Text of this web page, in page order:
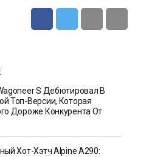
S Дебютировал В
Топ-Версии, Которая
Дороже Конкурента От
Хот-Хэтч Alpine A290: